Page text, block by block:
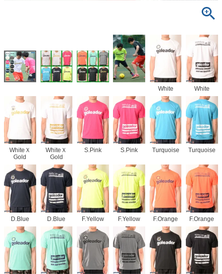
White White
WhiteＸ
Gold
WhiteＸ
Gold
S.Pink S.Pink Turquoise Turquoise
D.Blue D.Blue F.Yellow F.Yellow F.Orange F.Orange